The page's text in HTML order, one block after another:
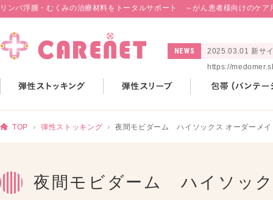
リンパ浮腫・むくみの治療材料をトータルサポート ～がん患者様向けのケア
NEWS
2025.03.01 新サ
https://
TOP 弾性ストッキング 夜間モビダーム ハイソックス オーダーメ
夜間モビダーム ハイソッ